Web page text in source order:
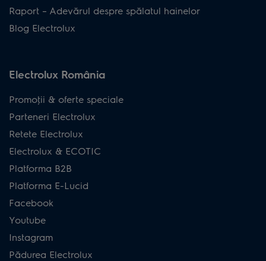
Raport – Adevărul despre spălatul hainelor
Blog Electrolux
Electrolux România
Promoţii & oferte speciale
Parteneri Electrolux
Retete Electrolux
Electrolux & ECOTIC
Platforma B2B
Platforma E-Lucid
Facebook
Youtube
Instagram
Pădurea Electrolux